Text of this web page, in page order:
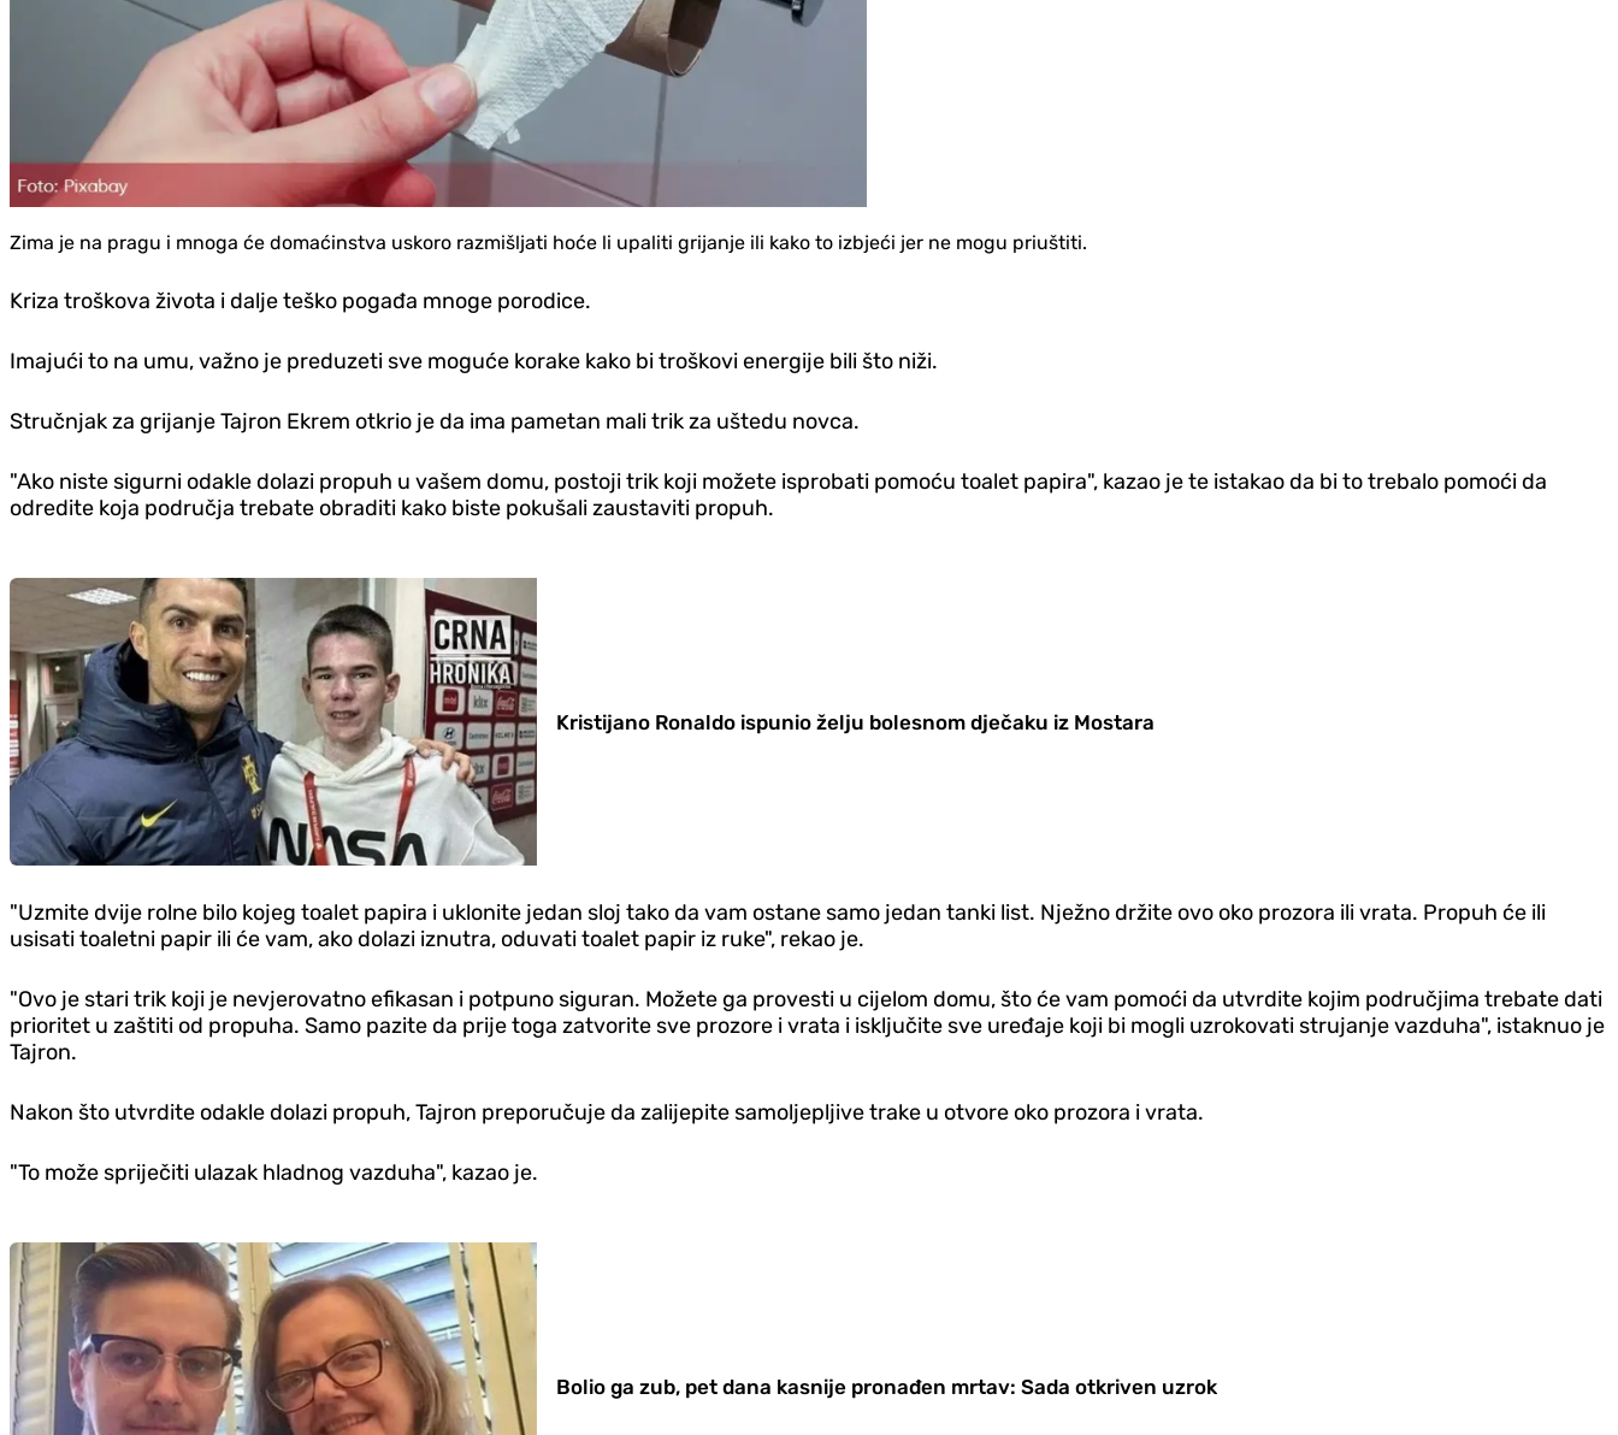
Zima je na pragu i mnoga će domaćinstva uskoro razmišljati hoće li upaliti grijanje ili kako to izbjeći jer ne mogu priuštiti.
Kriza troškova života i dalje teško pogađa mnoge porodice.
Imajući to na umu, važno je preduzeti sve moguće korake kako bi troškovi energije bili što niži.
Stručnjak za grijanje Tajron Ekrem otkrio je da ima pametan mali trik za uštedu novca.
"Ako niste sigurni odakle dolazi propuh u vašem domu, postoji trik koji možete isprobati pomoću toalet papira", kazao je te istakao da bi to trebalo pomoći da
odredite koja područja trebate obraditi kako biste pokušali zaustaviti propuh.
Kristijano Ronaldo ispunio želju bolesnom dječaku iz Mostara
"Uzmite dvije rolne bilo kojeg toalet papira i uklonite jedan sloj tako da vam ostane samo jedan tanki list. Nježno držite ovo oko prozora ili vrata. Propuh će ili
usisati toaletni papir ili će vam, ako dolazi iznutra, oduvati toalet papir iz ruke", rekao je.
"Ovo je stari trik koji je nevjerovatno efikasan i potpuno siguran. Možete ga provesti u cijelom domu, što će vam pomoći da utvrdite kojim područjima trebate dati
prioritet u zaštiti od propuha. Samo pazite da prije toga zatvorite sve prozore i vrata i isključite sve uređaje koji bi mogli uzrokovati strujanje vazduha", istaknuo je
Tajron.
Nakon što utvrdite odakle dolazi propuh, Tajron preporučuje da zalijepite samoljepljive trake u otvore oko prozora i vrata.
"To može spriječiti ulazak hladnog vazduha", kazao je.
Bolio ga zub, pet dana kasnije pronađen mrtav: Sada otkriven uzrok